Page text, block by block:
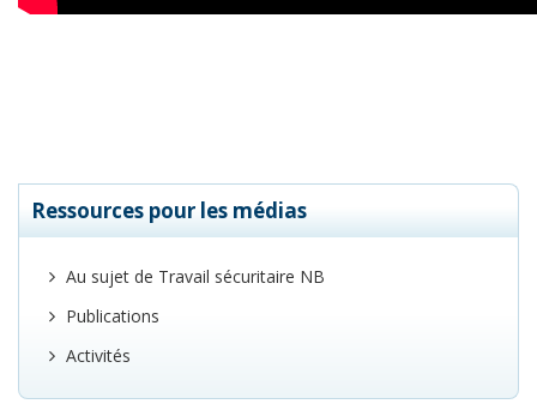
Ressources pour les médias
Au sujet de Travail sécuritaire NB
Publications
Activités